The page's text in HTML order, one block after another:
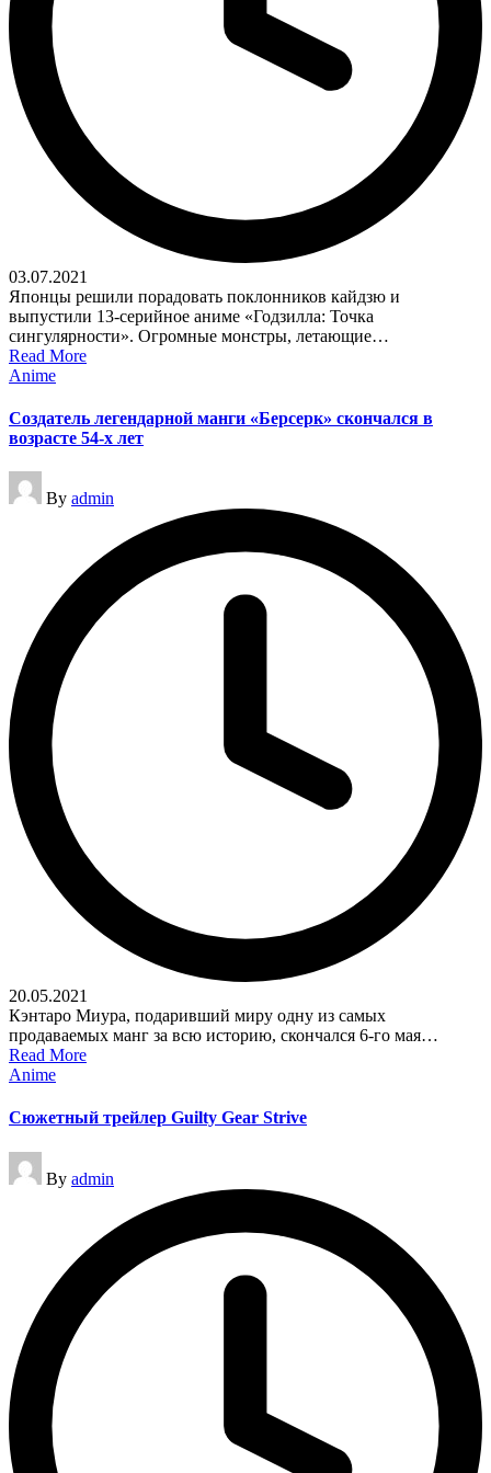
03.07.2021
Японцы решили порадовать поклонников кайдзю и
выпустили 13-серийное аниме «Годзилла: Точка
сингулярности». Огромные монстры, летающие…
Read More
Posted
Anime
Создатель легендарной манги «Берсерк» скончался в
возрасте 54-х лет
Posted
by
By admin
20.05.2021
Кэнтаро Миура, подаривший миру одну из самых
продаваемых манг за всю историю, скончался 6-го мая…
Read More
Posted
Anime
Сюжетный трейлер Guilty Gear Strive
Posted
by
By admin